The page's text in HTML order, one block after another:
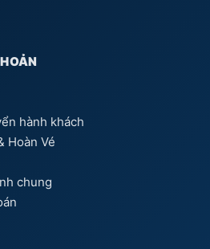
hành khách
Hoàn Vé
chung